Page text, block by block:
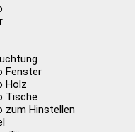
Fenster
Holz
Tische
zum Hinstellen